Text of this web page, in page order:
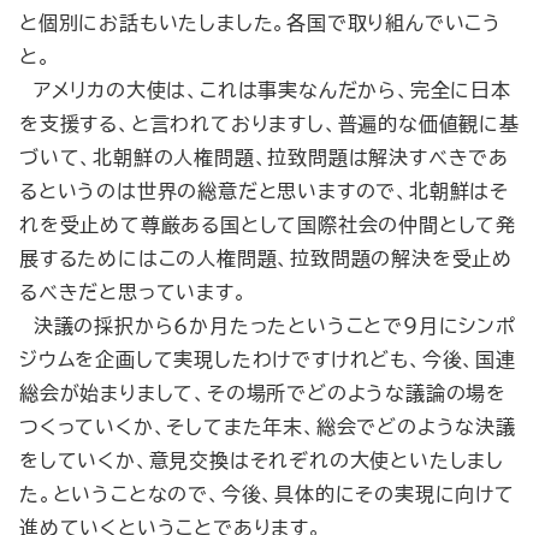
と個別にお話もいたしました。各国で取り組んでいこう
と。
アメリカの大使は、これは事実なんだから、完全に日本
を支援する、と言われておりますし、普遍的な価値観に基
づいて、北朝鮮の人権問題、拉致問題は解決すべきであ
るというのは世界の総意だと思いますので、北朝鮮はそ
れを受止めて尊厳ある国として国際社会の仲間として発
展するためにはこの人権問題、拉致問題の解決を受止め
るべきだと思っています。
決議の採択から６か月たったということで９月にシンポ
ジウムを企画して実現したわけですけれども、今後、国連
総会が始まりまして、その場所でどのような議論の場を
つくっていくか、そしてまた年末、総会でどのような決議
をしていくか、意見交換はそれぞれの大使といたしまし
た。ということなので、今後、具体的にその実現に向けて
進めていくということであります。